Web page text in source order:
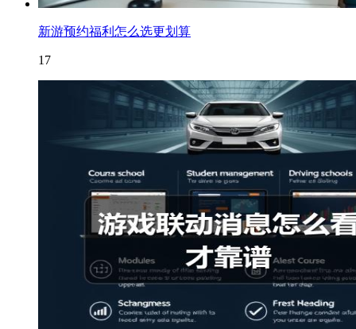
新游预约福利怎么选更划算
17